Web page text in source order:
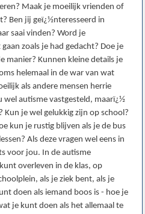
Maak je moeilijk vrienden of
Ben jij geï¿½nteresseerd in
saai vinden? Word je
zoals je had gedacht? Doe je
manier? Kunnen kleine details je
helemaal in de war van wat
als andere mensen herrie
wel autisme vastgesteld, maarï¿½
Kun je wel gelukkig zijn op school?
kun je rustig blijven als je de bus
Als deze vragen wel eens in
voor jou. In de autisme
overleven in de klas, op
als je ziek bent, als je
doen als iemand boos is - hoe je
je kunt doen als het allemaal te